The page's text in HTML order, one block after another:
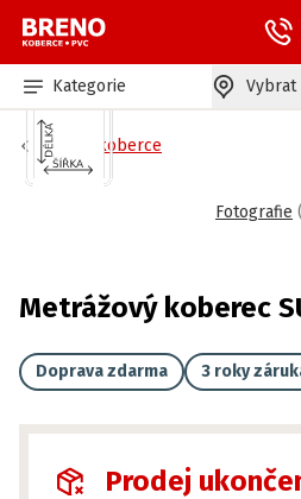
Kategorie Vybrat
Bytové koberce
Fotografie (
Metrážový koberec
Doprava zdarma 3 roky
Prodej